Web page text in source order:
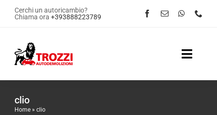
SaltaCerchi un autoricambio?
Chiama ora +393888223789
Toggle
clio
Home » clio